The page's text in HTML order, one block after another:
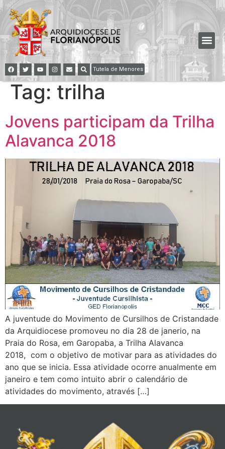
Tutela de Menores
Tag: trilha
Jovens participam da Trilha
Alavanca 2018
A juventude do Movimento de Cursilhos de Cristandade
da Arquidiocese promoveu no dia 28 de janerio, na
Praia do Rosa, em Garopaba, a Trilha Alavanca
2018, com o objetivo de motivar para as atividades do
ano que se inicia. Essa atividade ocorre anualmente em
janeiro e tem como intuito abrir o calendário de
atividades do movimento, através […]